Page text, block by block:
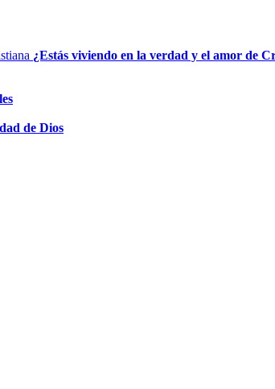
¿Estás viviendo en la verdad y el amor de
de Dios